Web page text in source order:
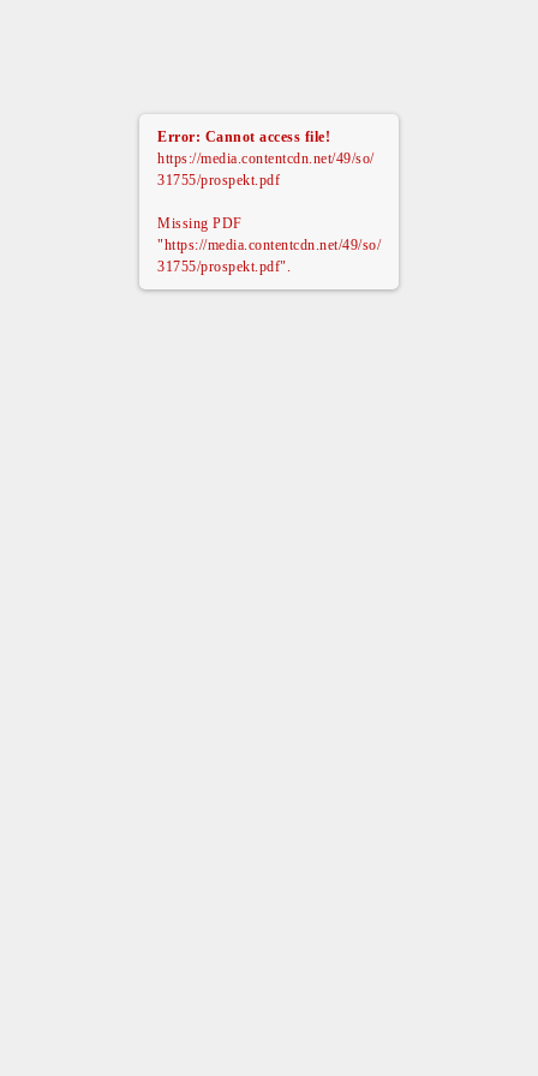
Error: Cannot access file!
https://media.contentcdn.net/49/so/
31755/prospekt.pdf
Missing PDF
"https://media.contentcdn.net/49/so/
31755/prospekt.pdf".